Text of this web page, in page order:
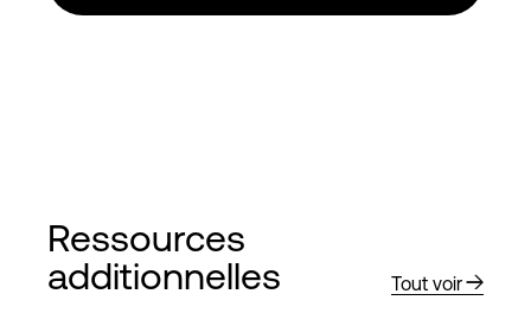
Ressources
additionnelles
Tout voir